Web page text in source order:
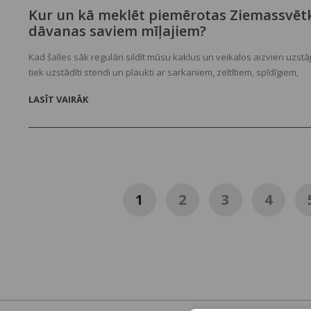
Kur un kā meklēt piemērotas
dāvanas saviem mīļajiem?
Kad šalles sāk regulāri sildīt mūsu kaklus un veikalos aizvien
tiek uzstādīti stendi un plaukti ar sarkaniem, zeltītiem, spīdīgiem,
svētku tuvumu... un nepieciešamību sarūpēt ziemassvētku
LASĪT VAIRĀK
1 2 3 4